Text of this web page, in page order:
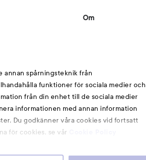
Om
spårningsteknik från
funktioner för sociala medier och
från din enhet till de sociala medier
informationen med annan information
Du godkänner våra cookies vid fortsatt
för cookies, se vår
Följ oss